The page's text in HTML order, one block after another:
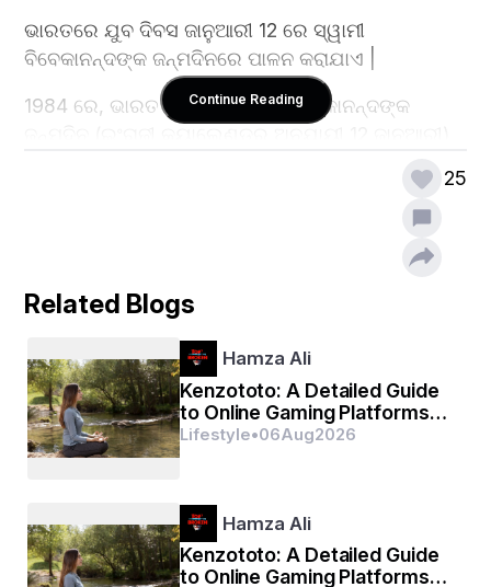
ଭାରତରେ ଯୁବ ଦିବସ ଜାନୁଆରୀ 12 ରେ ସ୍ୱାମୀ
ବିବେକାନନ୍ଦଙ୍କ ଜନ୍ମଦିନରେ ପାଳନ କରାଯାଏ |
1984 ରେ, ଭାରତ ସରକାର ସ୍ବାମୀ ବିବେକାନନ୍ଦଙ୍କ
ଘୋଷଣା କରିଥିଲେ ଏବଂ ନିଷ୍ପତ୍ତି ନେଇଥିଲେ। ଭାରତ
ଅନୁଭବ ହେଲା ଯେ ସ୍ବାମୀଜୀଙ୍କ ଦର୍ଶନ ଏବଂ ସେ ଯେଉଁ
ଭାରତୀୟ ଯୁବକମାନଙ୍କ ପାଇଁ ଏକ ବଡ଼ ପ୍ରେରଣା
Continue Reading
25
Related Blogs
Hamza Ali
Kenzototo: A Detailed Guide
to Online Gaming Platforms
and Digital Entertainment
Lifestyle•06Aug2026
Hamza Ali
Kenzototo: A Detailed Guide
to Online Gaming Platforms